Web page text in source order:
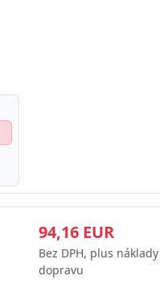
94,16 EUR
Bez DPH, plus
dopravu